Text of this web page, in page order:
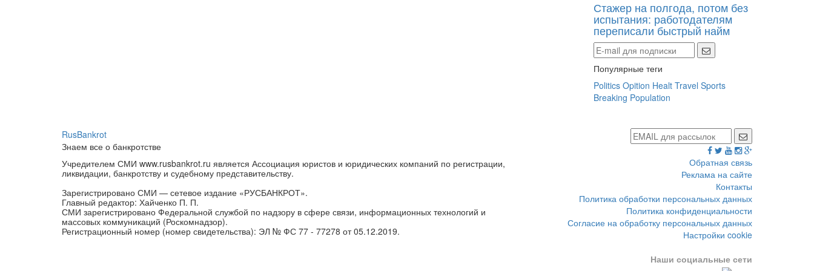
Стажер на полгода, потом без
испытания: работодателям
переписали быстрый найм
Популярные теги
Politics Opition Healt Travel Sports
Breaking Population
RusBankrot
Знаем все о банкротстве
Учредителем СМИ www.rusbankrot.ru является Ассоциация юристов и юридических компаний по регистрации,
ликвидации, банкротству и судебному представительству.
Зарегистрировано СМИ — сетевое издание «РУСБАНКРОТ».
Главный редактор: Хайченко П. П.
СМИ зарегистрировано Федеральной службой по надзору в сфере связи, информационных технологий и
массовых коммуникаций (Роскомнадзор).
Регистрационный номер (номер свидетельства): ЭЛ № ФС 77 - 77278 от 05.12.2019.
Обратная связь
Реклама на сайте
Контакты
Политика обработки персональных данных
Политика конфиденциальности
Согласие на обработку персональных данных
Настройки cookie
Наши социальные сети